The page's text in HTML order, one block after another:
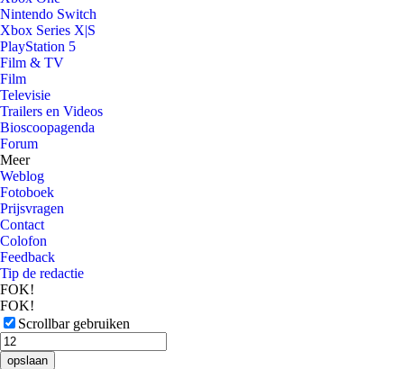
Nintendo Switch
Xbox Series X|S
PlayStation 5
Film & TV
Film
Televisie
Trailers en Videos
Bioscoopagenda
Forum
Meer
Weblog
Fotoboek
Prijsvragen
Contact
Colofon
Feedback
Tip de redactie
FOK!
FOK!
Scrollbar gebruiken
opslaan